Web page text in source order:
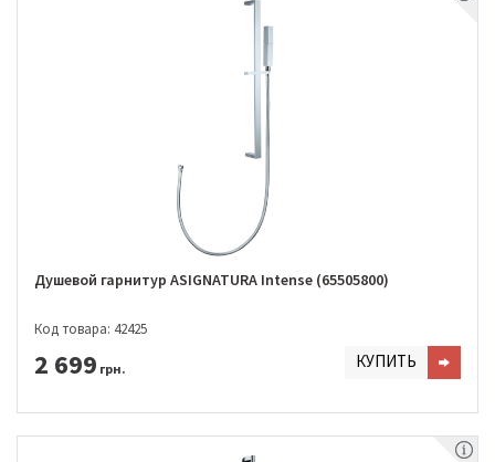
Душевой гарнитур ASIGNATURA Intense (65505800)
Код товара: 42425
2 699 грн. КУПИТЬ